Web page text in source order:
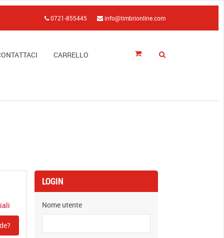
info@timbrionline.com
0721-855445
CARRELLO
LOGIN
Nome utente